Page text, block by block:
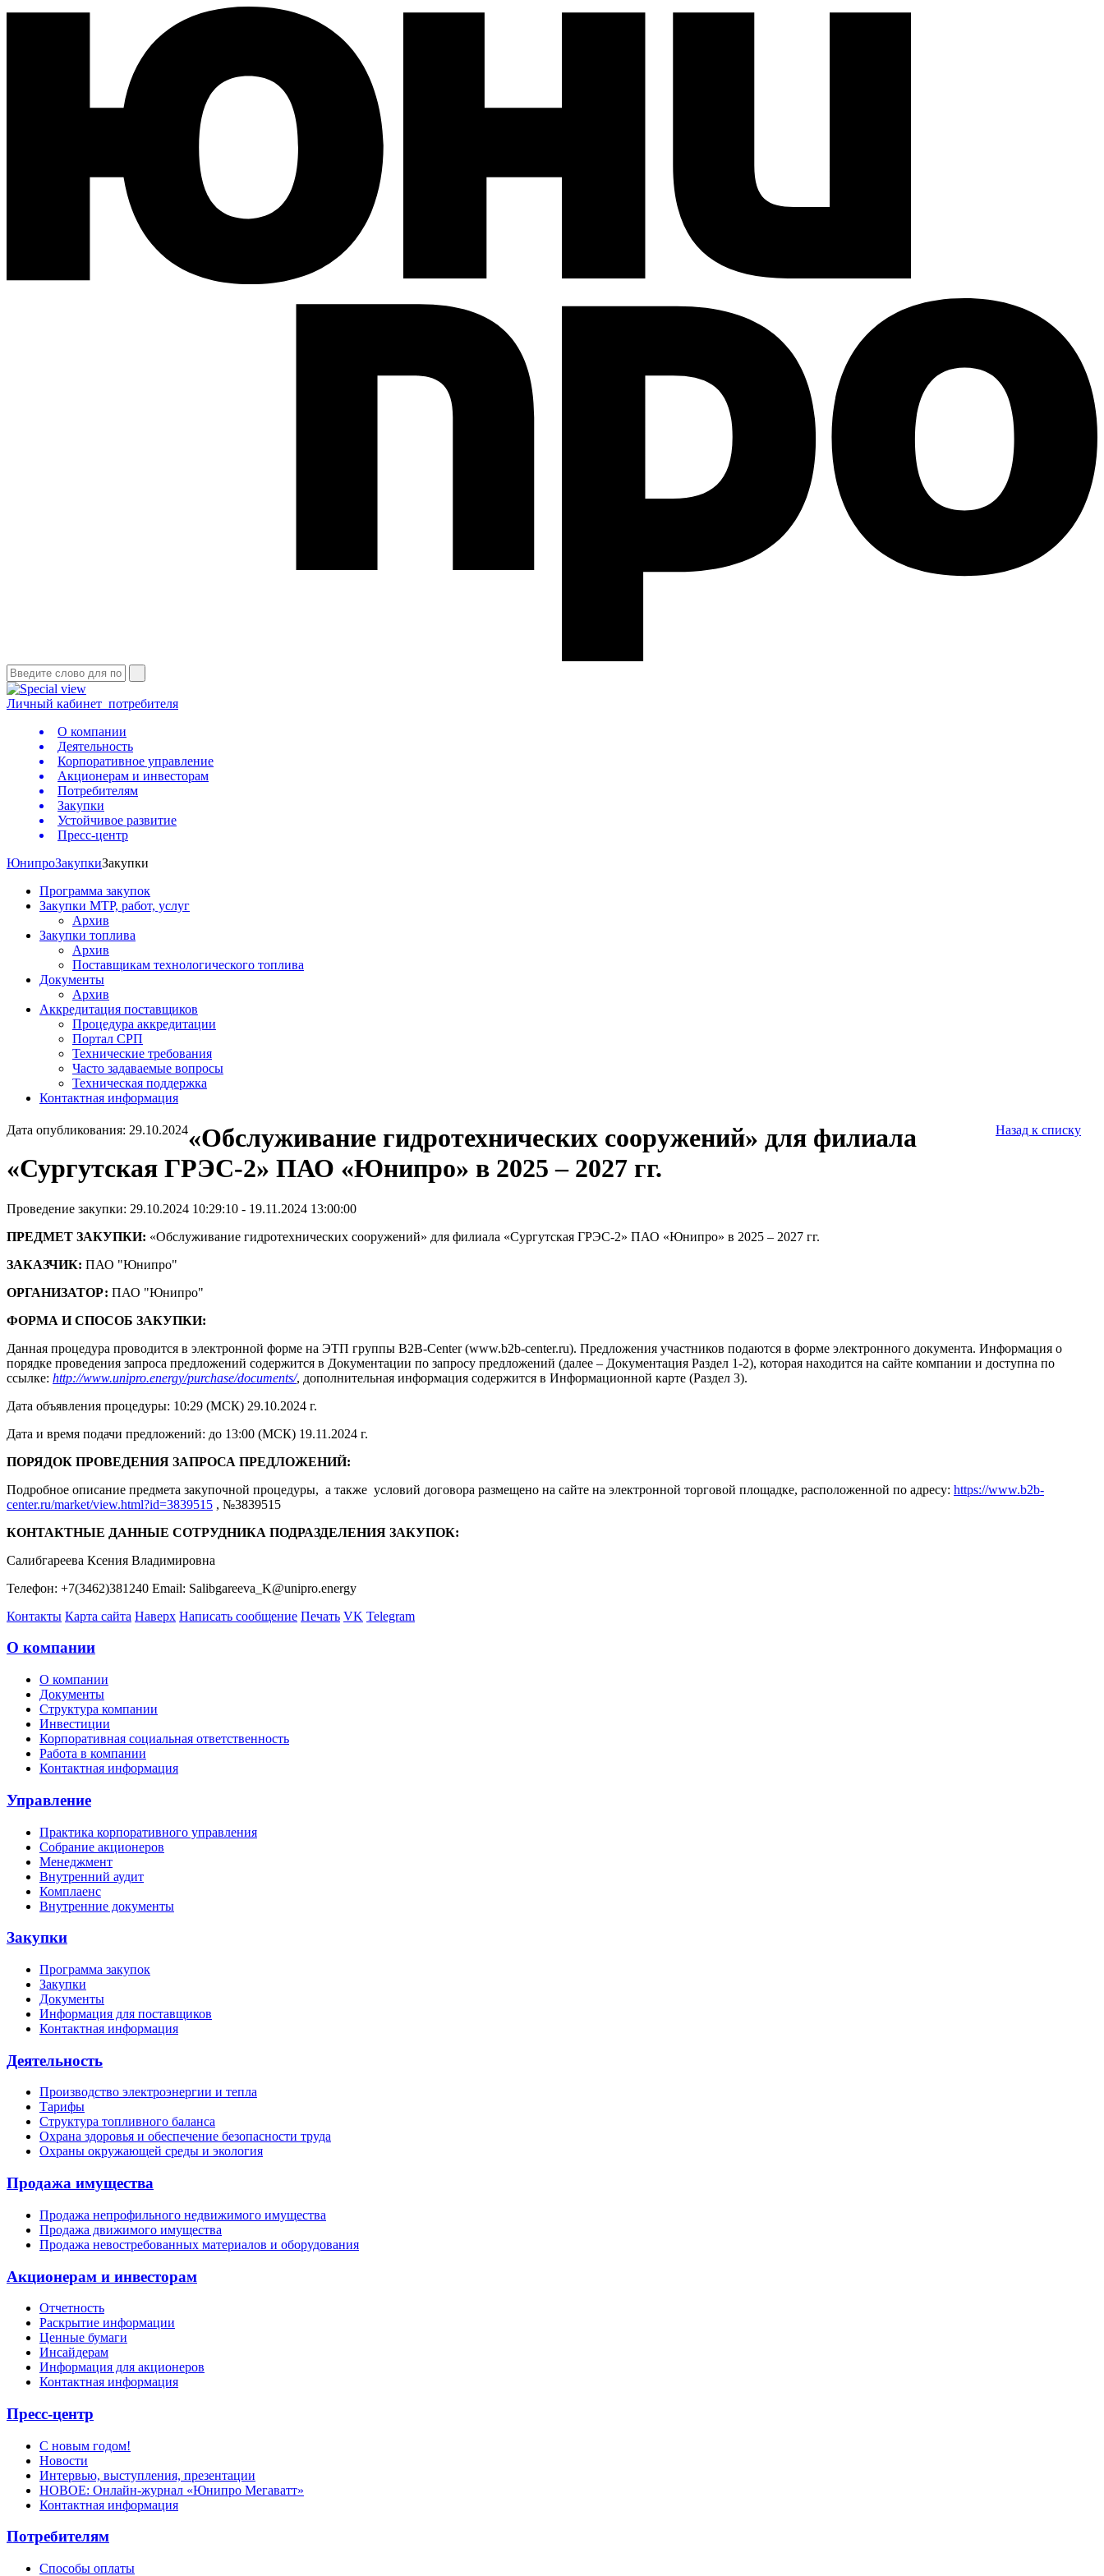
Личный кабинет потребителя
О компании
Деятельность
Корпоративное управление
Акционерам и инвесторам
Потребителям
Закупки
Устойчивое развитие
Пресс-центр
ЮнипроЗакупкиЗакупки
Программа закупок
Закупки МТР, работ, услуг
Архив
Закупки топлива
Архив
Поставщикам технологического топлива
Документы
Архив
Аккредитация поставщиков
Процедура аккредитации
Портал СРП
Технические требования
Часто задаваемые вопросы
Техническая поддержка
Контактная информация
Дата опубликования: 29.10.2024 Назад к списку
«Обслуживание гидротехнических сооружений» для филиала
«Сургутская ГРЭС-2» ПАО «Юнипро» в 2025 – 2027 гг.
Проведение закупки: 29.10.2024 10:29:10 - 19.11.2024 13:00:00
ПРЕДМЕТ ЗАКУПКИ: «Обслуживание гидротехнических сооружений» для филиала «Сургутская ГРЭС-2» ПАО «Юнипро» в 2025 – 2027 гг.
ЗАКАЗЧИК: ПАО "Юнипро"
ОРГАНИЗАТОР: ПАО "Юнипро"
ФОРМА И СПОСОБ ЗАКУПКИ:
Данная процедура проводится в электронной форме на ЭТП группы B2B-Center (www.b2b-center.ru). Предложения участников подаются в форме электронного документа. Информация о
порядке проведения запроса предложений содержится в Документации по запросу предложений (далее – Документация Раздел 1-2), которая находится на сайте компании и доступна по
ссылке: http://www.unipro.energy/purchase/documents/, дополнительная информация содержится в Информационной карте (Раздел 3).
Дата объявления процедуры: 10:29 (МСК) 29.10.2024 г.
Дата и время подачи предложений: до 13:00 (МСК) 19.11.2024 г.
ПОРЯДОК ПРОВЕДЕНИЯ ЗАПРОСА ПРЕДЛОЖЕНИЙ:
Подробное описание предмета закупочной процедуры, а также условий договора размещено на сайте на электронной торговой площадке, расположенной по адресу: https://www.b2b-
center.ru/market/view.html?id=3839515 , №3839515
КОНТАКТНЫЕ ДАННЫЕ СОТРУДНИКА ПОДРАЗДЕЛЕНИЯ ЗАКУПОК:
Салибгареева Ксения Владимировна
Телефон: +7(3462)381240 Email: Salibgareeva_K@unipro.energy
Контакты Карта сайта Наверх Написать сообщение Печать VK Telegram
О компании
О компании
Документы
Структура компании
Инвестиции
Корпоративная социальная ответственность
Работа в компании
Контактная информация
Управление
Практика корпоративного управления
Собрание акционеров
Менеджмент
Внутренний аудит
Комплаенс
Внутренние документы
Закупки
Программа закупок
Закупки
Документы
Информация для поставщиков
Контактная информация
Деятельность
Производство электроэнергии и тепла
Тарифы
Структура топливного баланса
Охрана здоровья и обеспечение безопасности труда
Охраны окружающей среды и экология
Продажа имущества
Продажа непрофильного недвижимого имущества
Продажа движимого имущества
Продажа невостребованных материалов и оборудования
Акционерам и инвесторам
Отчетность
Раскрытие информации
Ценные бумаги
Инсайдерам
Информация для акционеров
Контактная информация
Пресс-центр
С новым годом!
Новости
Интервью, выступления, презентации
НОВОЕ: Онлайн-журнал «Юнипро Мегаватт»
Контактная информация
Потребителям
Способы оплаты